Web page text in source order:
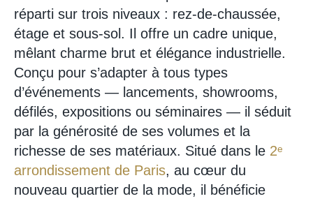
réparti sur trois niveaux : rez-de-chaussée,
étage et sous-sol. Il offre un cadre unique,
mêlant charme brut et élégance industrielle.
Conçu pour s’adapter à tous types
d’événements — lancements, showrooms,
défilés, expositions ou séminaires — il séduit
par la générosité de ses volumes et la
richesse de ses matériaux. Situé dans le 2ᵉ
arrondissement de Paris, au cœur du
nouveau quartier de la mode, il bénéficie